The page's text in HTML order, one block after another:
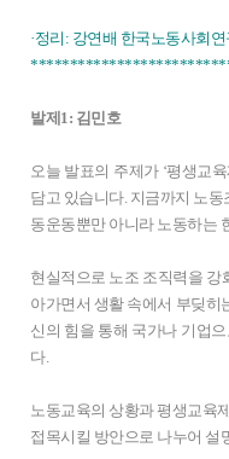
·정리: 강연배 한국노동사회
발제1: 김민호
오늘 발표의 주제가 ‘평생교
담고 있습니다. 지금까지 노
동운동뿐만 아니라 노동하는
현실적으로 노조 조직력을
아가면서 생활 속에서 부딪히
신의 힘을 통해 국가나 기업
다.
노동교육의 상황과 평생교육
접목시킬 방안으로 나누어 설